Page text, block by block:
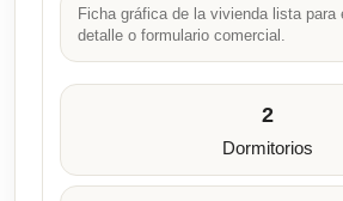
Ficha gráfica de la vivienda lista para
detalle o formulario comercial.
2
Dormitorios